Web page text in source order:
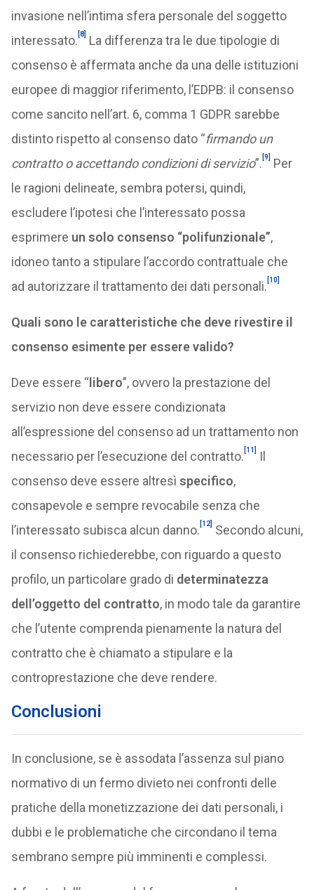
invasione nell’intima sfera personale del soggetto
interessato. [8]
La differenza tra le due tipologie di
consenso è affermata anche da una delle istituzioni
europee di maggior riferimento, l’EDPB: il consenso
come sancito nell’art. 6, comma 1 GDPR sarebbe
distinto rispetto al consenso dato “firmando un
contratto o accettando condizioni di servizio”. [9]
Per
le ragioni delineate, sembra potersi, quindi,
escludere l’ipotesi che l’interessato possa
esprimere un solo consenso “polifunzionale”,
idoneo tanto a stipulare l’accordo contrattuale che
ad autorizzare il trattamento dei dati personali. [10]
Quali sono le caratteristiche che deve rivestire il
consenso esimente per essere valido?
Deve essere “libero”, ovvero la prestazione del
servizio non deve essere condizionata
all’espressione del consenso ad un trattamento non
necessario per l’esecuzione del contratto. [11]
Il
consenso deve essere altresì specifico,
consapevole e sempre revocabile senza che
l’interessato subisca alcun danno. [12]
Secondo alcuni,
il consenso richiederebbe, con riguardo a questo
profilo, un particolare grado di determinatezza
dell’oggetto del contratto, in modo tale da garantire
che l’utente comprenda pienamente la natura del
contratto che è chiamato a stipulare e la
controprestazione che deve rendere.
Conclusioni
In conclusione, se è assodata l’assenza sul piano
normativo di un fermo divieto nei confronti delle
pratiche della monetizzazione dei dati personali, i
dubbi e le problematiche che circondano il tema
sembrano sempre più imminenti e complessi.